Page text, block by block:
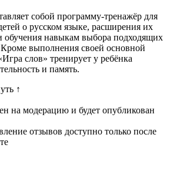
собой программу-тренажёр для
о русском языке, расширения их
обучения навыкам выбора подходящих
выполнения своей основной
слов» тренирует у ребёнка
и память.
↑
на модерацию и будет опубликован
отзывов доступно только после